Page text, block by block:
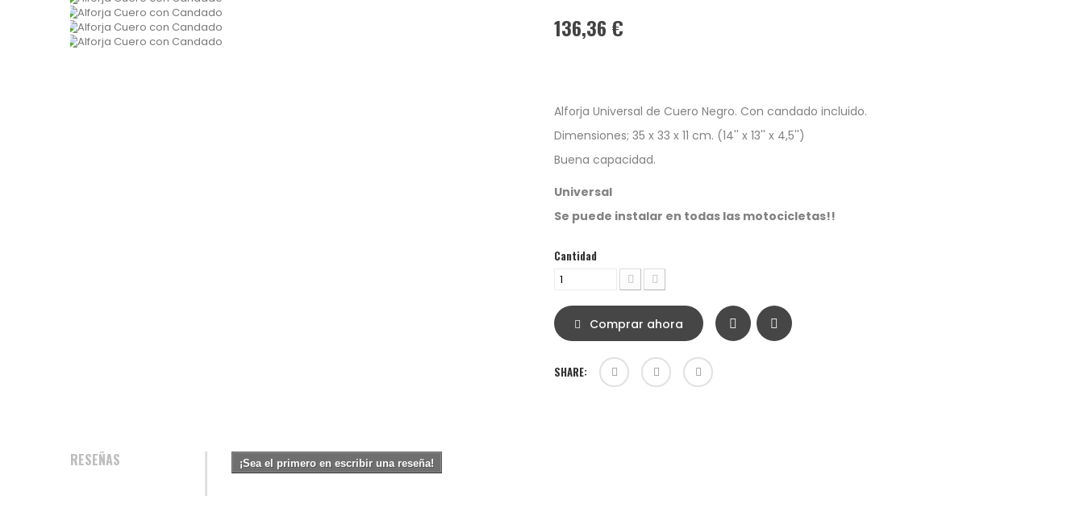
136,36 €
Alforja Universal de Cuero Negro. Con candado incluido.
Dimensiones; 35 x 33 x 11 cm. (14'' x 13'' x 4,5'')
Buena capacidad.
Universal
Se puede instalar en todas las motocicletas!!
Cantidad
Comprar ahora
SHARE:
RESEÑAS ¡Sea el primero en escribir una reseña!